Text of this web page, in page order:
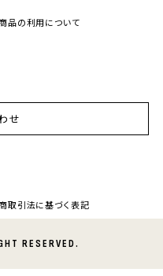
品の利用について
せ
取引法に基づく表記
RESERVED.